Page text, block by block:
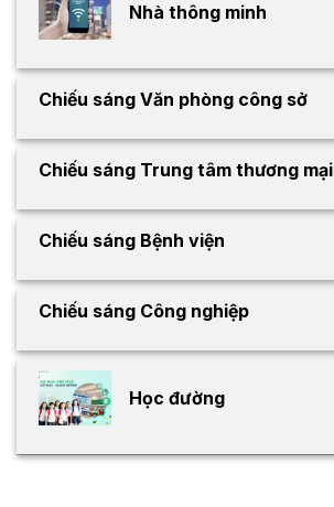
Nhà thông minh
Chiếu sáng Văn phòng công sở
Chiếu sáng Trung tâm thương mại
Chiếu sáng Bệnh viện
Chiếu sáng Công nghiệp
Học đường